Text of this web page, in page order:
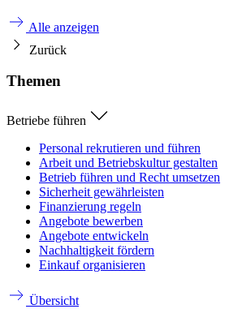
Alle anzeigen
Zurück
Themen
Betriebe führen
Personal rekrutieren und führen
Arbeit und Betriebskultur gestalten
Betrieb führen und Recht umsetzen
Sicherheit gewährleisten
Finanzierung regeln
Angebote bewerben
Angebote entwickeln
Nachhaltigkeit fördern
Einkauf organisieren
Übersicht